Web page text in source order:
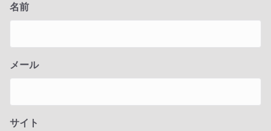
名前
メール
サイト